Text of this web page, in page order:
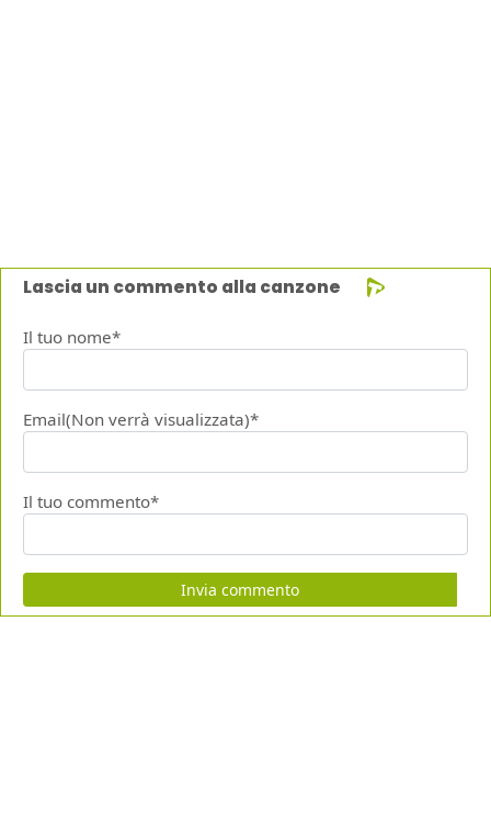
Lascia un commento alla canzone
Il tuo nome*
Email(Non verrà visualizzata)*
Il tuo commento*
Invia commento